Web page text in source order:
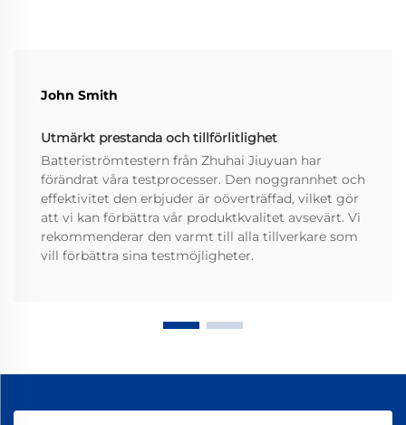
John Smith
Utmärkt prestanda och tillförlitlighet
Batteriströmtestern från Zhuhai Jiuyuan har
förändrat våra testprocesser. Den noggrannhet och
effektivitet den erbjuder är oöverträffad, vilket gör
att vi kan förbättra vår produktkvalitet avsevärt. Vi
rekommenderar den varmt till alla tillverkare som
vill förbättra sina testmöjligheter.